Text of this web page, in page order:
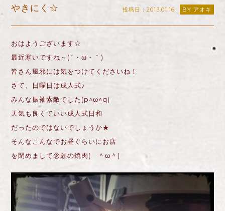
やきにく☆ 投稿日：2013.01.16 BY アオキ
おはようございます☆
最近寒いですね～(´・ω・｀)
皆さん風邪には気をつけてくださいね！
さて、日曜日は成人式♪
みんな振袖素敵でした(p^ω^q)
天気も良くていい成人式日和
だったのではないでしょうか★
そんなこんなでお昼ぐらいにお店
を閉めまして念願の焼肉( ＾ω＾)